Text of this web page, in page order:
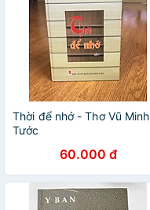
Thời để nhớ - Thơ Vũ Minh
Tước
60.000 đ